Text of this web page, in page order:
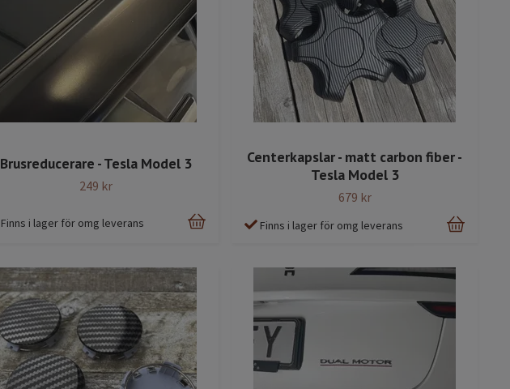
Brusreducerare - Tesla Model 3
249 kr
Finns i lager för omg leverans
Centerkapslar - matt carbon fiber -
Tesla Model 3
679 kr
Finns i lager för omg leverans